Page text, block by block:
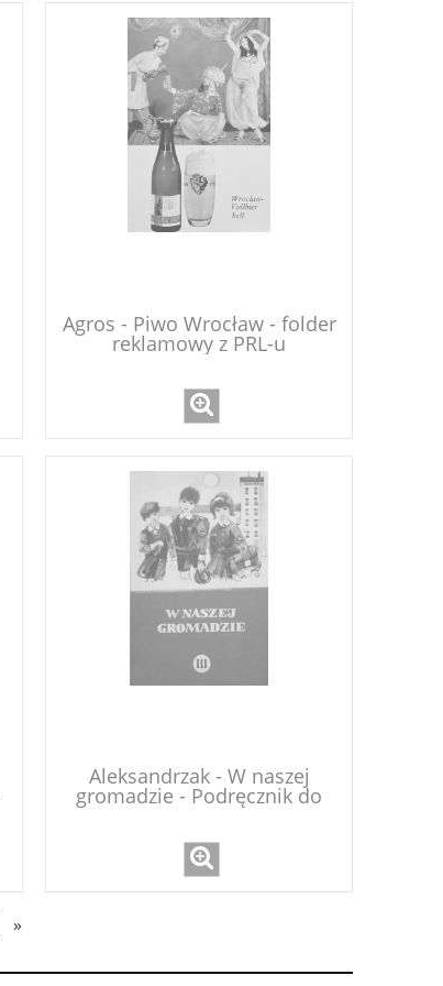
Agros - Piwo Wrocław - folder
reklamowy z PRL-u
Aleksandrzak - W naszej
gromadzie - Podręcznik do
nauki języka polskiego dla
klasy III
»